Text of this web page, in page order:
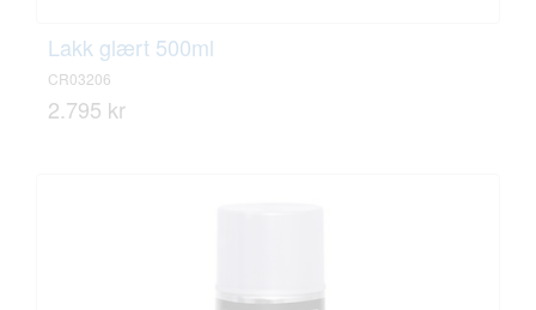
Lakk glært 500ml
CR03206
2.795 kr